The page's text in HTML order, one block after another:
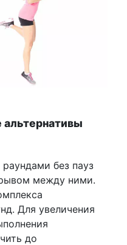
альтернативы
без пауз
между ними.
Для увеличения
до